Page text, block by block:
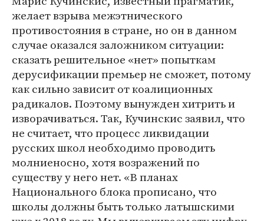
желает взрыва межэтнического
противостояния в стране, но он в данном
случае оказался заложником ситуации:
сказать решительное «нет» попыткам
дерусификации премьер не сможет, потому
как сильно зависит от коалиционных
радикалов. Поэтому вынужден хитрить и
изворачиваться. Так, Кучинскис заявил, что
не считает, что процесс ликвидации
русских школ необходимо проводить
молниеносно, хотя возражений по
существу у него нет. «В планах
Национального блока прописано, что
школы должны быть только латышскими